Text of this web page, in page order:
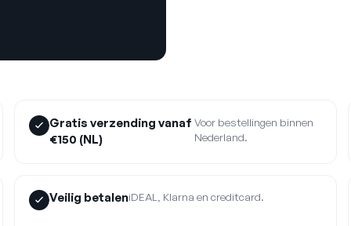
Gratis verzending vanaf
€150 (NL)
Voor bestellingen binnen
Nederland.
Veilig betaleniDEAL, Klarna en creditcard.